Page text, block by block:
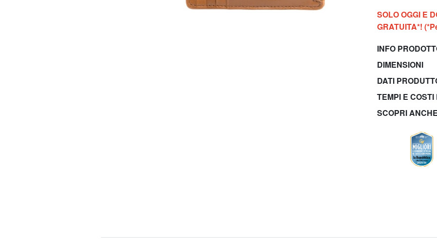
SOLO OGGI E
GRATUITA*!
INFO
DIMENSIONI
DATI
TEMPI E
SCOPRI ANCHE